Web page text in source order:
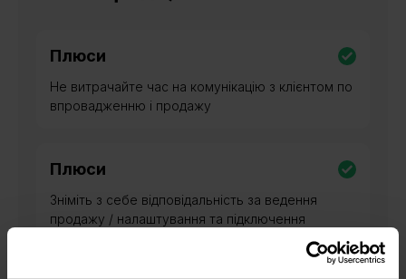
Плюси
Не витрачайте час на комунікацію з клієнтом по
впровадженню і продажу
Плюси
Зніміть з себе відповідальність за ведення
продажу / налаштування та підключення